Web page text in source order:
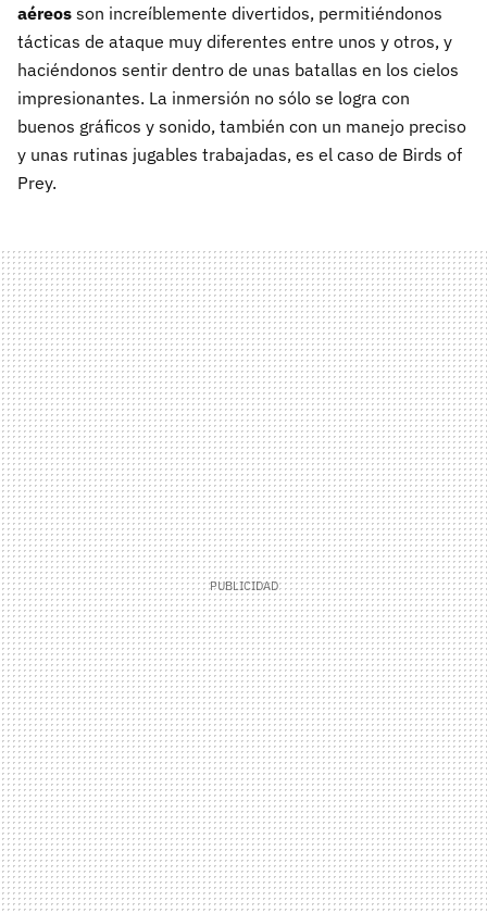
aéreos son increíblemente divertidos, permitiéndonos
tácticas de ataque muy diferentes entre unos y otros, y
haciéndonos sentir dentro de unas batallas en los cielos
impresionantes. La inmersión no sólo se logra con
buenos gráficos y sonido, también con un manejo preciso
y unas rutinas jugables trabajadas, es el caso de Birds of
Prey.